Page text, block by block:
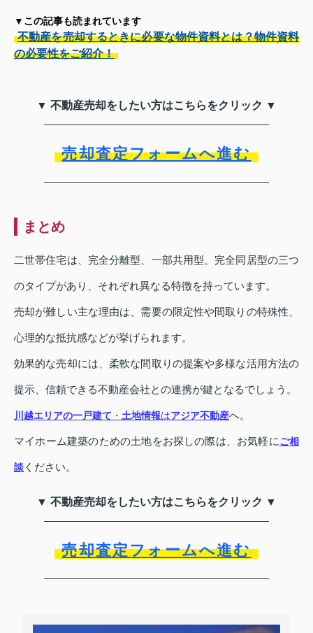
▼この記事も読まれています
不動産を売却するときに必要な物件資料とは？物件資料
の必要性をご紹介！
▼ 不動産売却をしたい方はこちらをクリック ▼
売却査定フォームへ進む
まとめ
二世帯住宅は、完全分離型、一部共用型、完全同居型の三つ
のタイプがあり、それぞれ異なる特徴を持っています。
売却が難しい主な理由は、需要の限定性や間取りの特殊性、
心理的な抵抗感などが挙げられます。
効果的な売却には、柔軟な間取りの提案や多様な活用方法の
提示、信頼できる不動産会社との連携が鍵となるでしょう。
川越エリアの一戸建て ・ 土地情報はアジア不動産へ。
マイホーム建築のための土地をお探しの際は、お気軽にご相
談 ください。
▼ 不動産売却をしたい方はこちらをクリック ▼
売却査定フォームへ進む